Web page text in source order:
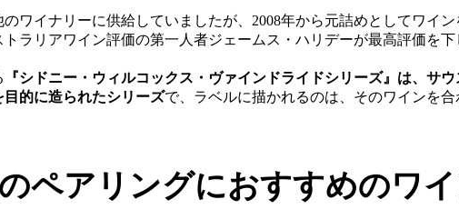
ワイナリーに供給していましたが、2008年から元詰めとしてワイ
ラリアワイン評価の第一人者ジェームス・ハリデーが最高評価を
『シドニー・ウィルコックス・ヴァインドライドシリーズ』は、サ
的に造られたシリーズで、ラベルに描かれるのは、そのワインを合
ペアリングにおすすめのワ